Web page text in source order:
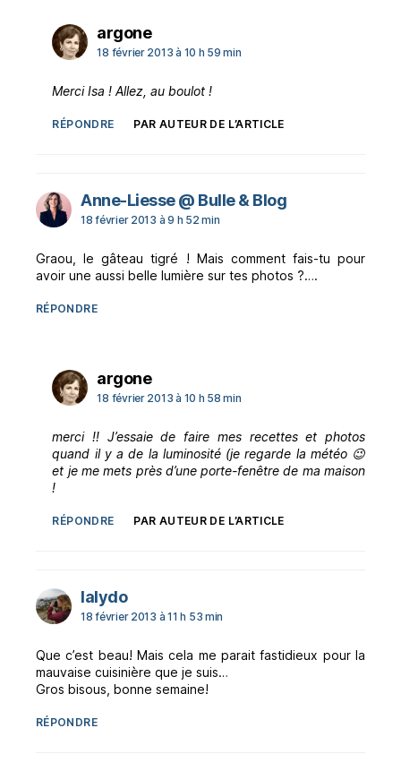
argonedit :
18 février 2013 à 10 h 59 min
Merci Isa ! Allez, au boulot !
RÉPONDRE PAR AUTEUR DE L’ARTICLE
Anne-Liesse @ Bulle & Blogdit :
18 février 2013 à 9 h 52 min
Graou, le gâteau tigré ! Mais comment fais-tu pour
avoir une aussi belle lumière sur tes photos ?….
RÉPONDRE
argonedit :
18 février 2013 à 10 h 58 min
merci !! J’essaie de faire mes recettes et photos
quand il y a de la luminosité (je regarde la météo 😉
et je me mets près d’une porte-fenêtre de ma maison
!
RÉPONDRE PAR AUTEUR DE L’ARTICLE
lalydodit :
18 février 2013 à 11 h 53 min
Que c’est beau! Mais cela me parait fastidieux pour la
mauvaise cuisinière que je suis…
Gros bisous, bonne semaine!
RÉPONDRE